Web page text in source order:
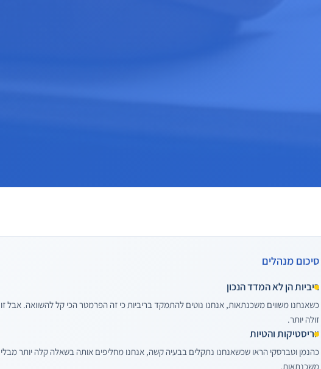
סיכום מנהלים
ריביות הן לא המדד הנכון
כשאנחנו משווים משכנתאות, אנחנו נוטים להתמקד בריביות כי זה הפרמטר הכי קל להשוואה. אבל
זולה יותר.
יוריסטיקות והטיות
כהנמן וטברסקי הראו שכשאנחנו נתקלים בבעיה קשה, אנחנו מחליפים אותה בשאלה קלה יותר
משכנתאות.